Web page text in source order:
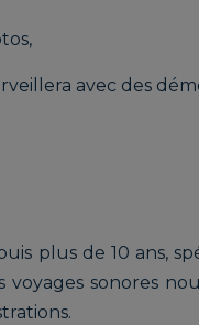
Geneviève | LA
HEBISCH
GIROUETTE
avec des
plus de 10 ans,
sonores